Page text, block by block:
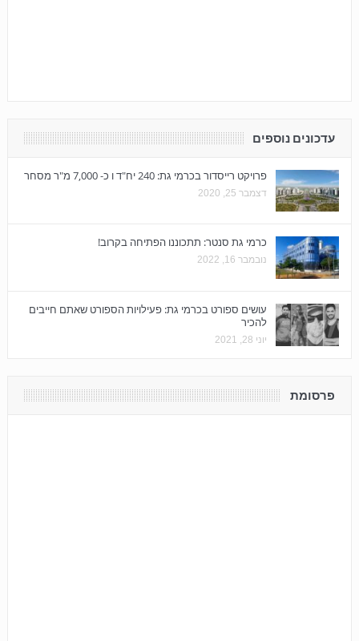
עדכונים נוספים
פרויקט רייסדור בכרמי גת: 240 יח"ד ו כ- 7,000 מ"ר מסחר
דצמבר 25, 2020
כרמי גת סנטר: תתכוננו הפתיחה בקרוב!
נובמבר 16, 2022
עושים ספורט בכרמי גת: פעילויות הספורט שאתם חייבים
להכיר
יוני 28, 2021
פרסומת